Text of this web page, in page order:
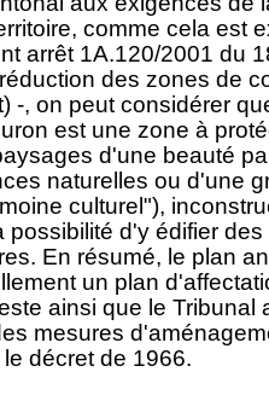
comme cela est
arrêt 1A.120/2001 du
des zones de
-, on peut considérer
est une zone à
d'une beauté
naturelles ou d'une
culturel"),
possibilité d'y édifier
En résumé, le plan
un plan
ainsi que le Tribunal
mesures
décret de 1966.